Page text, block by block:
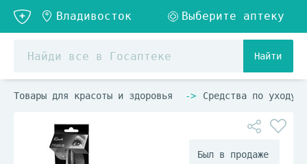
Найти
Товары для красоты и здоровья Средства по уходу